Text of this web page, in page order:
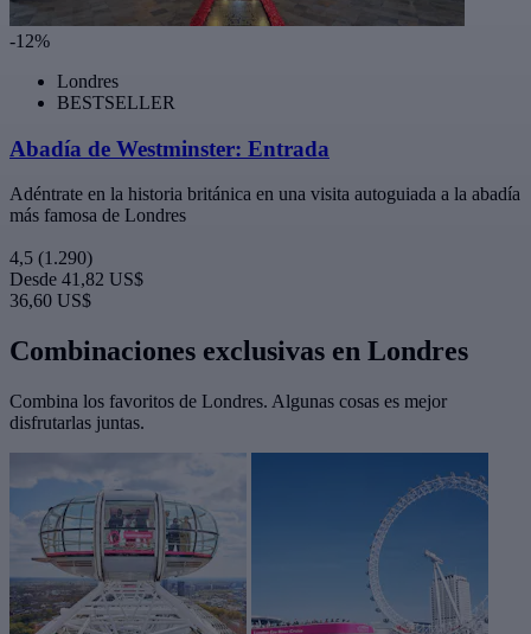
-12%
Londres
BESTSELLER
Abadía de Westminster: Entrada
Adéntrate en la historia británica en una visita autoguiada a la abadía
más famosa de Londres
4,5 (1.290)
Desde 41,82 US$
36,60 US$
Combinaciones exclusivas en Londres
Combina los favoritos de Londres. Algunas cosas es mejor
disfrutarlas juntas.